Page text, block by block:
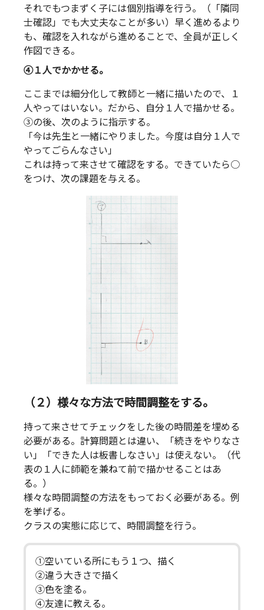
それでもつまずく子には個別指導を行う。（「隣同
士確認」でも大丈夫なことが多い）早く進めるより
も、確認を入れながら進めることで、全員が正しく
作図できる。
④１人でかかせる。
ここまでは細分化して教師と一緒に描いたので、１
人やってはいない。だから、自分１人で描かせる。
③の後、次のように指示する。
「今は先生と一緒にやりました。今度は自分１人で
やってごらんなさい」
これは持って来させて確認をする。できていたら○
をつけ、次の課題を与える。
（２）様々な方法で時間調整をする。
持って来させてチェックをした後の時間差を埋める
必要がある。計算問題とは違い、「続きをやりなさ
い」「できた人は板書しなさい」は使えない。（代
表の１人に師範を兼ねて前で描かせることはあ
る。）
様々な時間調整の方法をもっておく必要がある。例
を挙げる。
クラスの実態に応じて、時間調整を行う。
①空いている所にもう１つ、描く
②違う大きさで描く
③色を塗る。
④友達に教える。